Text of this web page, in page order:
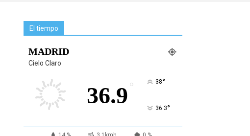
El tiempo
MADRID
Cielo Claro
36.9 ° 38°
36.3°